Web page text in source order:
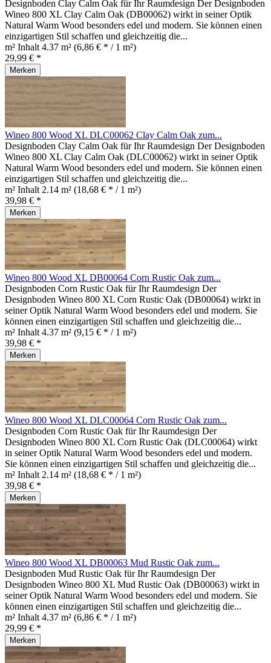
Designboden Clay Calm Oak für Ihr Raumdesign Der Designboden
Wineo 800 XL Clay Calm Oak (DB00062) wirkt in seiner Optik
Natural Warm Wood besonders edel und modern. Sie können einen
einzigartigen Stil schaffen und gleichzeitig die...
m² Inhalt 4.37 m² (6,86 € * / 1 m²)
29,99 € *
Merken
Wineo 800 Wood XL DLC00062 Clay Calm Oak zum...
Designboden Clay Calm Oak für Ihr Raumdesign Der Designboden
Wineo 800 XL Clay Calm Oak (DLC00062) wirkt in seiner Optik
Natural Warm Wood besonders edel und modern. Sie können einen
einzigartigen Stil schaffen und gleichzeitig die...
m² Inhalt 2.14 m² (18,68 € * / 1 m²)
39,98 € *
Merken
Wineo 800 Wood XL DB00064 Corn Rustic Oak zum...
Designboden Corn Rustic Oak für Ihr Raumdesign Der
Designboden Wineo 800 XL Corn Rustic Oak (DB00064) wirkt in
seiner Optik Natural Warm Wood besonders edel und modern. Sie
können einen einzigartigen Stil schaffen und gleichzeitig die...
m² Inhalt 4.37 m² (9,15 € * / 1 m²)
39,98 € *
Merken
Wineo 800 Wood XL DLC00064 Corn Rustic Oak zum...
Designboden Corn Rustic Oak für Ihr Raumdesign Der
Designboden Wineo 800 XL Corn Rustic Oak (DLC00064) wirkt
in seiner Optik Natural Warm Wood besonders edel und modern.
Sie können einen einzigartigen Stil schaffen und gleichzeitig die...
m² Inhalt 2.14 m² (18,68 € * / 1 m²)
39,98 € *
Merken
Wineo 800 Wood XL DB00063 Mud Rustic Oak zum...
Designboden Mud Rustic Oak für Ihr Raumdesign Der
Designboden Wineo 800 XL Mud Rustic Oak (DB00063) wirkt in
seiner Optik Natural Warm Wood besonders edel und modern. Sie
können einen einzigartigen Stil schaffen und gleichzeitig die...
m² Inhalt 4.37 m² (6,86 € * / 1 m²)
29,99 € *
Merken